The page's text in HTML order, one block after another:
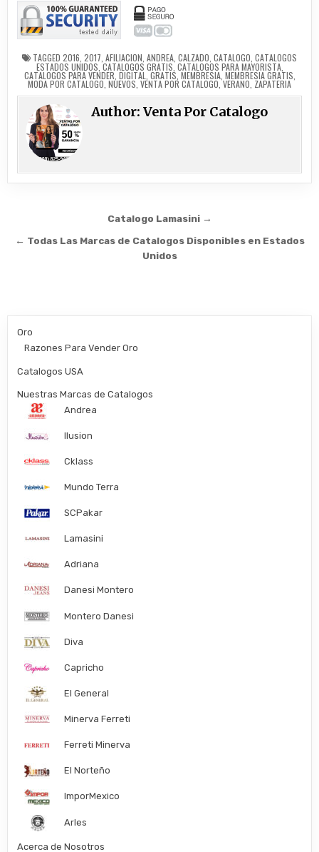
TAGGED 2016 2017 AFILIACION ANDREA CALZADO CATALOGO CATALOGOS
ESTADOS UNIDOS ,CATALOGOS GRATIS,CATALOGOS PARA MAYORISTA,
CATALOGOS PARA VENDER DIGITAL GRATIS MEMBRESIA, MEMBRESIA GRATIS
MODA POR CATALOGO NUEVOS VENTA POR CATALOGO ,VERANO ZAPATERIA
Author:Venta Por Catalogo
navigation
Catalogo Lamasini →
← Todas Las Marcas de Catalogos Disponibles en Estados
Unidos
Oro
Razones Para Vender Oro
Catalogos USA
Nuestras Marcas de Catalogos
Andrea
Ilusion
Cklass
Mundo Terra
SCPakar
Lamasini
Adriana
Danesi Montero
Montero Danesi
Diva
Capricho
El General
Minerva Ferreti
Ferreti Minerva
El Norteño
ImporMexico
Arles
Acerca de Nosotros